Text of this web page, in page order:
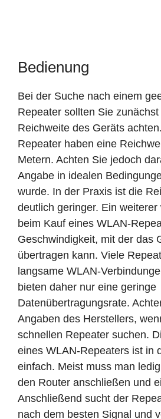
Bedienung
Bei der Suche nach einem
Repeater sollten Sie
Reichweite des Geräts
Repeater haben eine
Metern. Achten Sie jedoch
Angabe in idealen
wurde. In der Praxis ist die
deutlich geringer. Ein
beim Kauf eines WLAN-
Geschwindigkeit, mit der das
übertragen kann. Viele
langsame WLAN-
bieten daher nur eine geringe
Datenübertragungsrate.
Angaben des Herstellers,
schnellen Repeater suchen.
eines WLAN-Repeaters ist in
einfach. Meist muss man
den Router anschließen und
Anschließend sucht der
nach dem besten Signal und